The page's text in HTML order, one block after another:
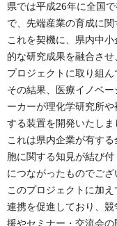
県では平成26年に全国
で、先端産業の育成に関
これを契機に、県内中
的な研究成果を融合さ
プロジェクトに取り組ん
その結果、医療イノベ
ーカーが理化学研究所
する装置を開発いたしま
これは県内企業が有す
胞に関する知見が結び
につながったものでござ
このプロジェクトに加
連携を促進しており、
援やセミナー・交流会の